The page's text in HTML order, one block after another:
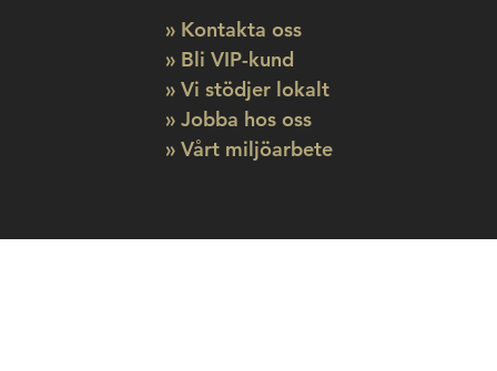
» Kontakta oss
» Bli VIP-kund
» Vi stödjer lokalt
» Jobba hos oss
» Vårt miljöarbete